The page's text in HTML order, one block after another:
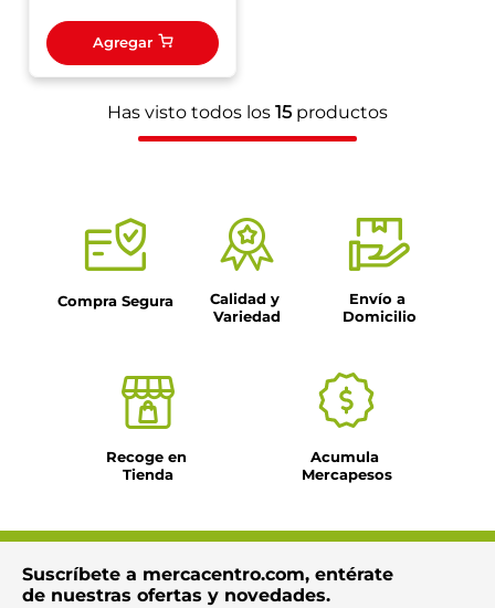
Agregar
Has visto todos los 15 productos
Compra Segura
Calidad y
Variedad
Envío a
Domicilio
Recoge en
Tienda
Acumula
Mercapesos
Suscríbete a mercacentro.com, entérate
de nuestras ofertas y novedades.